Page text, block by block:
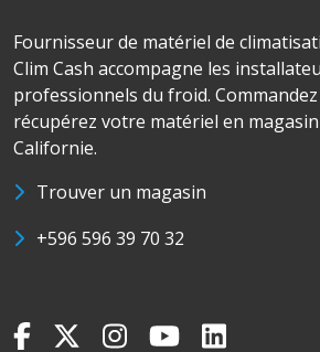
Fournisseur de matériel de
Clim Cash accompagne les
professionnels du froid.
récupérez votre matériel en
Californie.
Trouver un magasin
+596 596 39 70 32